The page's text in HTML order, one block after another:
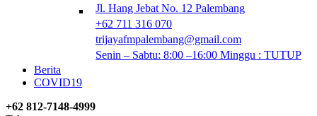
Jl. Hang Jebat No. 12 Palembang
+62 711 316 070
trijayafmpalembang@gmail.com
Senin – Sabtu: 8:00 –16:00 Minggu : TUTUP
Berita
COVID19
+62 812-7148-4999